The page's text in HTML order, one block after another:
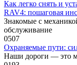
Как легко снять и
RAV4: пошаговая
Знакомые с
обслуживание
0507
Охраняемые пути:
Наши дороги — это